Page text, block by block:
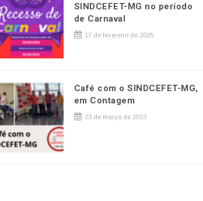
SINDCEFET-MG no período
de Carnaval
17 de fevereiro de 2025
Café com o SINDCEFET-MG,
em Contagem
23 de março de 2023